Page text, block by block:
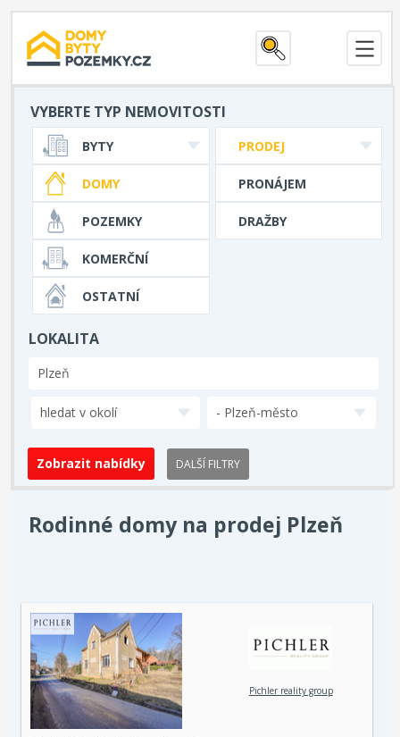
VYBERTE TYP NEMOVITOSTI
PRODEJ
PRONÁJEM
DRAŽBY
BYTY
DOMY
POZEMKY
KOMERČNÍ
OSTATNÍ
LOKALITA
hledat v okolí - Plzeň-město
DALŠÍ FILTRY
Rodinné domy na prodej Plzeň
Pichler reality group